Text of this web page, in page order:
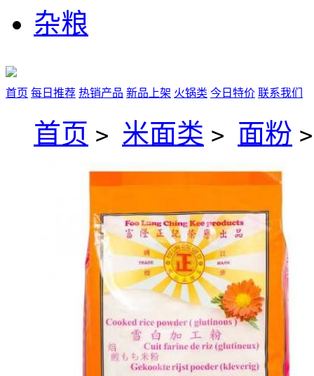
杂粮
首页 每日推荐 热销产品 新品上架 火锅类 今日特价 联系我们
首页 > 米面类 > 面粉